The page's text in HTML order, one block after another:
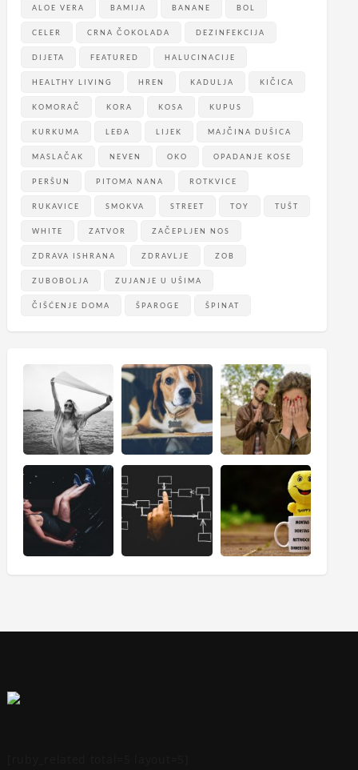
ALOE VERA BAMIJA BANANE BOL
CELER CRNA ČOKOLADA DEZINFEKCIJA
DIJETA FEATURED HALUCINACIJE
HEALTHY LIVING HREN KADULJA KIČICA
KOMORAČ KORA KOSA KUPUS
KURKUMA LEĐA LIJEK MAJČINA DUŠICA
MASLAČAK NEVEN OKO OPADANJE KOSE
PERŠUN PITOMA NANA ROTKVICE
RUKAVICE SMOKVA STREET TOY TUŠT
WHITE ZATVOR ZAČEPLJEN NOS
ZDRAVA ISHRANA ZDRAVLJE ZOB
ZUBOBOLJA ZUJANJE U UŠIMA
ČIŠĆENJE DOMA ŠPAROGE ŠPINAT